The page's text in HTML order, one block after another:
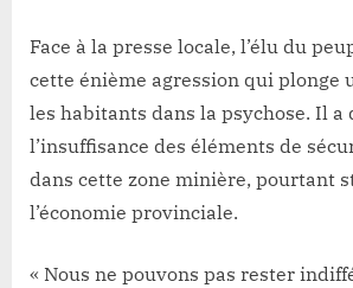
Face à la presse locale, l’élu du
cette énième agression qui plonge
les habitants dans la psychose. Il a
l’insuffisance des éléments de
dans cette zone minière, pourtant
l’économie provinciale.
« Nous ne pouvons pas rester